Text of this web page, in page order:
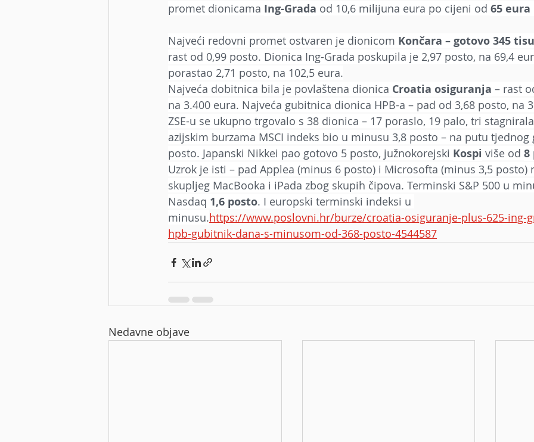
promet dionicama Ing-Grada od 10,6 milijuna eura po cijeni od 65
Najveći redovni promet ostvaren je dionicom Končara – gotovo 345
rast od 0,99 posto. Dionica Ing-Grada poskupila je 2,97 posto, na 69,4
porastao 2,71 posto, na 102,5 eura.
Najveća dobitnica bila je povlaštena dionica Croatia osiguranja – rast
na 3.400 eura. Najveća gubitnica dionica HPB-a – pad od 3,68 posto, na
ZSE-u se ukupno trgovalo s 38 dionica – 17 poraslo, 19 palo, tri
azijskim burzama MSCI indeks bio u minusu 3,8 posto – na putu tjednog
posto. Japanski Nikkei pao gotovo 5 posto, južnokorejski Kospi više od 8
Uzrok je isti – pad Applea (minus 6 posto) i Microsofta (minus 3,5 posto)
skupljeg MacBooka i iPada zbog skupih čipova. Terminski S&P 500 u
Nasdaq 1,6 posto. I europski terminski indeksi u
minusu.https://www.poslovni.hr/burze/croatia-osiguranje-plus-625-ing-
hpb-gubitnik-dana-s-minusom-od-368-posto-4544587
Nedavne objave